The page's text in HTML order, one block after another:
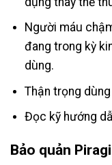
Người máu
đang trong kỳ
dùng.
Thận trọng
Đọc kỹ hướng
Bảo quản